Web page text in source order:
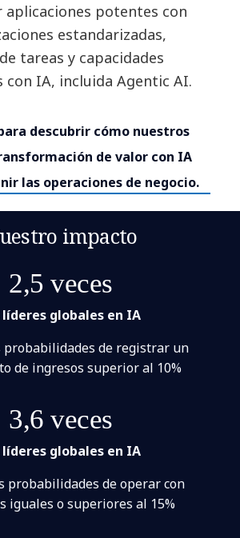
aplicaciones potentes con
estandarizadas,
tareas y capacidades
con IA, incluida Agentic AI.
descubrir cómo nuestros
de valor con IA
las operaciones de negocio.
impacto
2,5 veces
líderes globales en IA
probabilidades de registrar un
de ingresos superior al 10%
3,6 veces
líderes globales en IA
probabilidades de operar con
iguales o superiores al 15%